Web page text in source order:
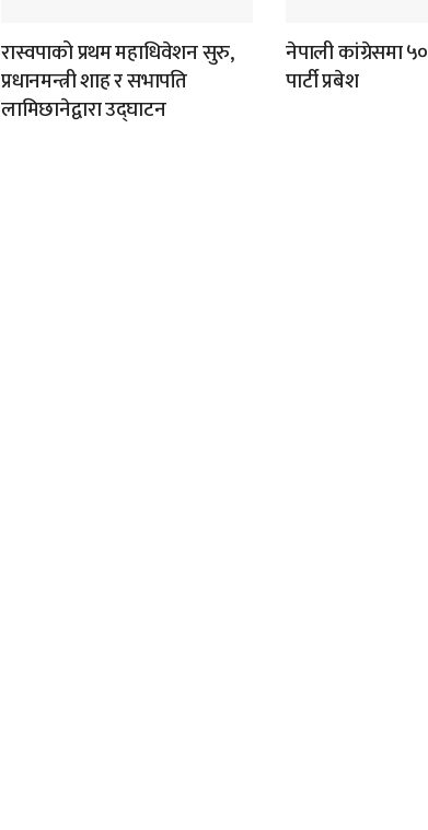
रास्वपाको प्रथम महाधिवेशन सुरु,
प्रधानमन्त्री शाह र सभापति
लामिछानेद्वारा उद्घाटन
नेपाली कांग्रेसमा
पार्टी प्रबेश